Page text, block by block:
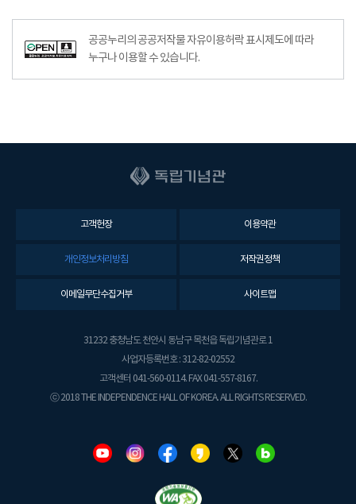
공공누리의 공공저작물 자유이용허락 표시제도에 따라
누구나 이용할 수 있습니다.
고객헌장 이용약관
개인정보처리방침 저작권정책
이메일무단수집거부 사이트맵
31232 충청남도 천안시 동남구 목천읍 독립기념관로 1
사업자등록번호 : 312-82-02552
고객센터 041-560-0114. FAX 041-557-8167.
ⓒ 2018 THE INDEPENDENCE HALL OF KOREA. ALL RIGHTS RESERVED.